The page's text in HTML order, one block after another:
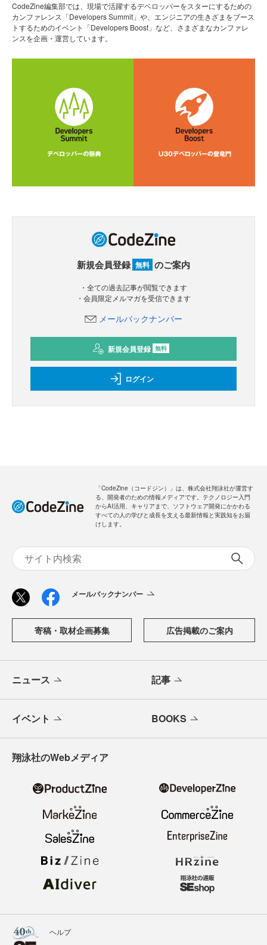
CodeZine編集部では、現場で活躍するデベロッパーをスターにするための
カンファレンス「Developers Summit」や、エンジニアの生きざまをブース
トするためのイベント「Developers Boost」など、さまざまなカンファレ
ンスを企画・運営しています。
新規会員登録 無料 のご案内
・全ての過去記事が閲覧できます
・会員限定メルマガを受信できます
メールバックナンバー
新規会員登録 無料
ログイン
「CodeZine（コードジン）」は、株式会社翔泳社が運営す
る、開発者のための情報メディアです。テクノロジー入門
からAI活用、キャリアまで、ソフトウェア開発にかかわる
すべての人の学びと成長を支える最新情報と実践知をお届
けします。
メールバックナンバー
寄稿・取材企画募集 広告掲載のご案内
ニュース 記事
イベント BOOKS
翔泳社のWebメディア
ヘルプ